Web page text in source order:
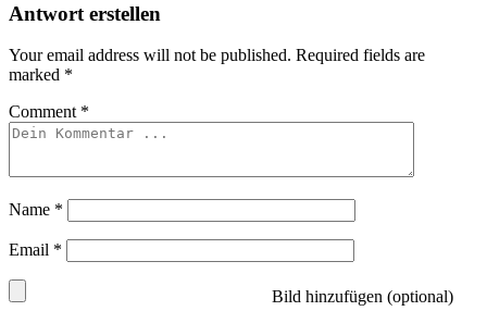
Antwort erstellen
Your email address will not be published. Required fields are
marked *
Comment *
Name *
Email *
Bild hinzufügen (optional)